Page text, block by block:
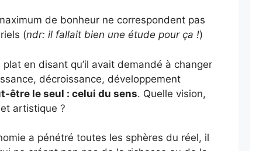
de bonheur ne correspondent pas
(ndr: il fallait bien une étude pour ça !)
en disant qu’il avait demandé à changer
décroissance, développement
être le seul : celui du sens. Quelle vision,
artistique ?
a pénétré toutes les sphères du réel, il